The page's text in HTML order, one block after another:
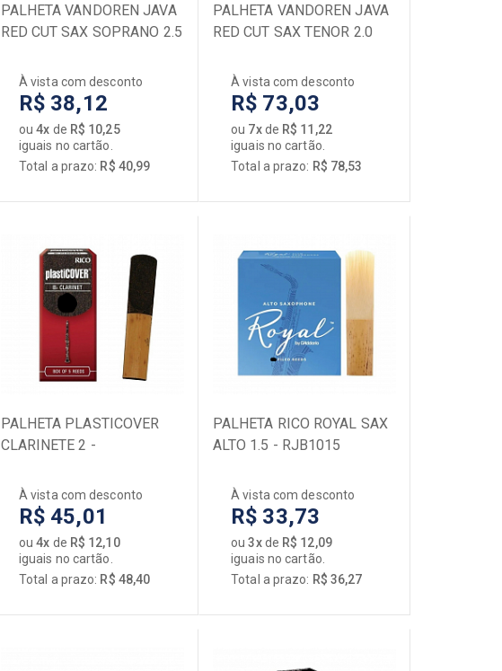
PALHETA VANDOREN JAVA
RED CUT SAX SOPRANO 2.5
À vista com desconto
R$ 38,12
ou4x de R$ 10,25
iguais no cartão.
Total a prazo: R$ 40,99
PALHETA VANDOREN JAVA
RED CUT SAX TENOR 2.0
À vista com desconto
R$ 73,03
ou 7xde R$ 11,22
iguais no cartão.
Total a prazo: R$ 78,53
PALHETA PLASTICOVER
CLARINETE 2 -
À vista com desconto
R$ 45,01
ou4x de R$ 12,10
iguais no cartão.
Total a prazo: R$ 48,40
PALHETA RICO ROYAL SAX
ALTO 1.5 - RJB1015
À vista com desconto
R$ 33,73
ou3xde R$ 12,09
iguais no cartão.
Total a prazo: R$ 36,27